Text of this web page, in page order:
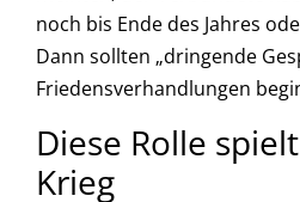
noch bis Ende des Jahres
Dann sollten „dringende
Friedensverhandlungen
Diese Rolle
Krieg